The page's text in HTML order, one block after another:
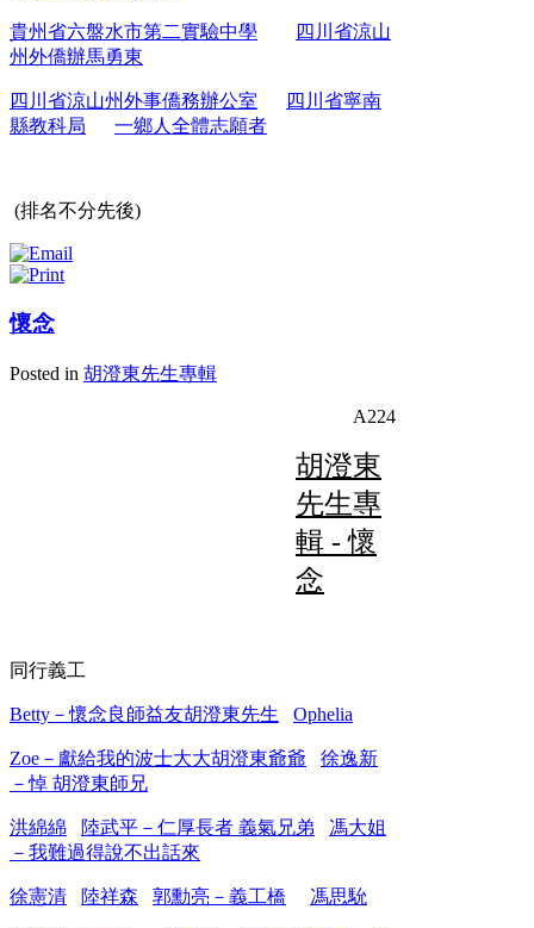
貴州省六盤水市第二實驗中學
四川省涼山
州外僑辦馬勇東
四川省涼山州外事僑務辦公室
四川省寧南
縣教科局
一鄉人全體志願者
(排名不分先後)
懷念
Posted in 胡澄東先生專輯
A224
胡澄東
先生專
輯 - 懷
念
同行義工
Betty－懷念良師益友胡澄東先生 Ophelia
Zoe－獻給我的波士大大胡澄東爺爺
徐逸新
－悼 胡澄東師兄
洪綿綿 陸武平－仁厚長者 義氣兄弟
馮大姐
－我難過得說不出話來
徐憲清 陸祥森 郭勳亮－義工橋 馮思馻